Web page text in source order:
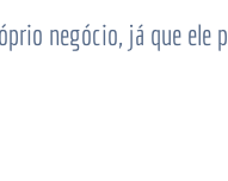
negócio, já que ele